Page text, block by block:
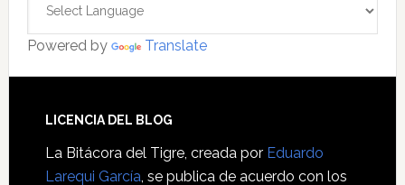
Powered by Translate
Footer
LICENCIA DEL BLOG
La Bitácora del Tigre, creada por Eduardo
Larequi García , se publica de acuerdo con los